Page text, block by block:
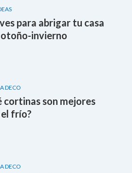
para abrigar tu casa
invierno
DECO
cortinas son mejores
frío?
DECO